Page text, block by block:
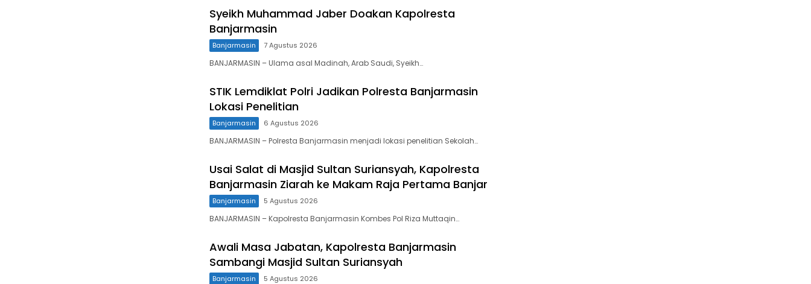
Syeikh Muhammad Jaber Doakan Kapolresta
Banjarmasin
Banjarmasin 7 Agustus 2026
BANJARMASIN – Ulama asal Madinah, Arab Saudi, Syeikh…
STIK Lemdiklat Polri Jadikan Polresta Banjarmasin
Lokasi Penelitian
Banjarmasin 6 Agustus 2026
BANJARMASIN – Polresta Banjarmasin menjadi lokasi penelitian Sekolah…
Usai Salat di Masjid Sultan Suriansyah, Kapolresta
Banjarmasin Ziarah ke Makam Raja Pertama Banjar
Banjarmasin 5 Agustus 2026
BANJARMASIN – Kapolresta Banjarmasin Kombes Pol Riza Muttaqin…
Awali Masa Jabatan, Kapolresta Banjarmasin
Sambangi Masjid Sultan Suriansyah
Banjarmasin 5 Agustus 2026